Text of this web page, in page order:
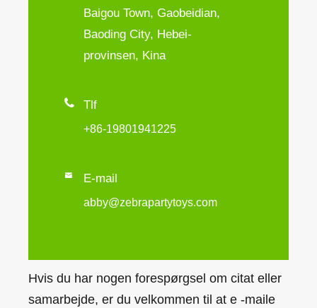
Baigou Town, Gaobeidian,
Baoding City, Hebei-
provinsen, Kina
 Tlf
+86-19801941225
 E-mail
abby@zebrapartytoys.com
Hvis du har nogen forespørgsel om citat eller
samarbejde, er du velkommen til at e -maile